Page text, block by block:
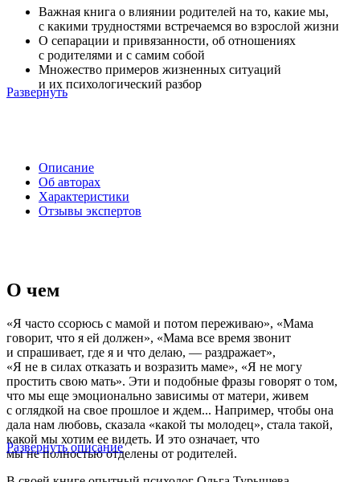
Важная книга о влиянии родителей на то, какие мы,
с какими трудностями встречаемся во взрослой жизни
О сепарации и привязанности, об отношениях
с родителями и с самим собой
Множество примеров жизненных ситуаций
и их психологический разбор
Развернуть
Описание
Об авторах
Характеристики
Отзывы экспертов
О чем
«Я часто ссорюсь с мамой и потом переживаю», «Мама
говорит, что я ей должен», «Мама все время звонит
и спрашивает, где я и что делаю, — раздражает»,
«Я не в силах отказать и возразить маме», «Я не могу
простить свою мать». Эти и подобные фразы говорят о том,
что мы еще эмоционально зависимы от матери, живем
с оглядкой на свое прошлое и ждем... Например, чтобы она
дала нам любовь, сказала «какой ты молодец», стала такой,
какой мы хотим ее видеть. И это означает, что
мы не полностью отделены от родителей.
Развернуть описание